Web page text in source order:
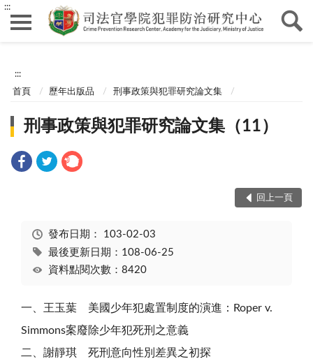
:::
:::
首頁 歷年出版品 刑事政策與犯罪研究論文集
刑事政策與犯罪研究論文集（11）
回上一頁
發布日期： 103-02-03
最後更新日期：108-06-25
資料點閱次數：8420
一、王玉葉 美國少年犯處置制度的演進：Roper v.
Simmons案廢除少年犯死刑之意義
二、謝靜琪 死刑意向性別差異之初探